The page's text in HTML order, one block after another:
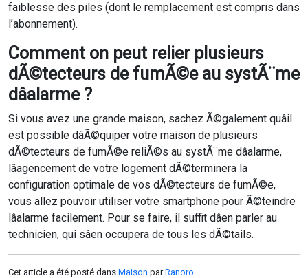
faiblesse des piles (dont le remplacement est compris dans
l’abonnement).
Comment on peut relier plusieurs
dÃ©tecteurs de fumÃ©e au systÃ¨me
dâalarme ?
Si vous avez une grande maison, sachez Ã©galement quâil
est possible dâÃ©quiper votre maison de plusieurs
dÃ©tecteurs de fumÃ©e reliÃ©s au systÃ¨me dâalarme,
lâagencement de votre logement dÃ©terminera la
configuration optimale de vos dÃ©tecteurs de fumÃ©e,
vous allez pouvoir utiliser votre smartphone pour Ã©teindre
lâalarme facilement. Pour se faire, il suffit dâen parler au
technicien, qui sâen occupera de tous les dÃ©tails.
Cet article a été posté dans Maison parRanoro